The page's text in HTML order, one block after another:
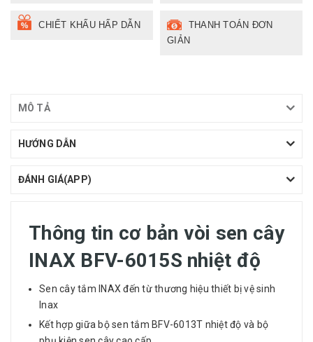
CHIẾT KHẤU HẤP DẪN
THANH TOÁN ĐƠN
GIẢN
MÔ TẢ
HƯỚNG DẪN
ĐÁNH GIÁ(APP)
Thông tin cơ bản vòi sen cây
INAX BFV-6015S nhiệt độ
Sen câytắm INAX đến từ thương hiệu thiết bị vệ sinh
Inax
Kết hợp giữa bộ sen tắm BFV-6013T nhiệt độ và bộ